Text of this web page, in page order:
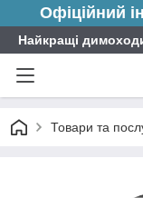
Офіційний
Найкращі
Товари та